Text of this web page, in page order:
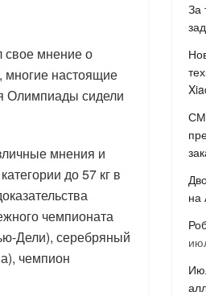
свое мнение о
многие настоящие
Олимпиады сидели
мнения и
до 57 кг в
чемпионата
Дели), серебряный
чемпион
За
на